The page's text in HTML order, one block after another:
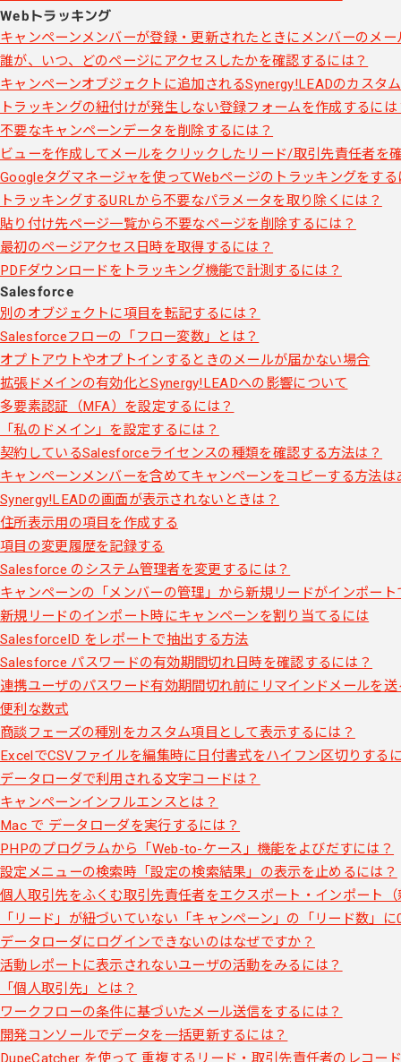
Webトラッキング
キャンペーンメンバーが登録・更新されたときにメンバーのメ
誰が、いつ、どのページにアクセスしたかを確認するには？
キャンペーンオブジェクトに追加されるSynergy!LEADのカスタ
トラッキングの紐付けが発生しない登録フォームを作成するには
不要なキャンペーンデータを削除するには？
ビューを作成してメールをクリックしたリード/取引先責任者を
Googleタグマネージャを使ってWebページのトラッキングをす
トラッキングするURLから不要なパラメータを取り除くには？
貼り付け先ページ一覧から不要なページを削除するには？
最初のページアクセス日時を取得するには？
PDFダウンロードをトラッキング機能で計測するには？
Salesforce
別のオブジェクトに項目を転記するには？
Salesforceフローの「フロー変数」とは？
オプトアウトやオプトインするときのメールが届かない場合
拡張ドメインの有効化とSynergy!LEADへの影響について
多要素認証（MFA）を設定するには？
「私のドメイン」を設定するには？
契約しているSalesforceライセンスの種類を確認する方法は？
キャンペーンメンバーを含めてキャンペーンをコピーする方法は
Synergy!LEADの画面が表示されないときは？
住所表示用の項目を作成する
項目の変更履歴を記録する
Salesforce のシステム管理者を変更するには？
キャンペーンの「メンバーの管理」から新規リードがインポート
新規リードのインポート時にキャンペーンを割り当てるには
SalesforceID をレポートで抽出する方法
Salesforce パスワードの有効期間切れ日時を確認するには？
連携ユーザのパスワード有効期間切れ前にリマインドメールを
便利な数式
商談フェーズの種別をカスタム項目として表示するには？
ExcelでCSVファイルを編集時に日付書式をハイフン区切りする
データローダで利用される文字コードは？
キャンペーンインフルエンスとは？
Mac で データローダを実行するには？
PHPのプログラムから「Web-to-ケース」機能をよびだすには？
設定メニューの検索時「設定の検索結果」の表示を止めるには？
個人取引先をふくむ取引先責任者をエクスポート・インポート
「リード」が紐づいていない「キャンペーン」の「リード数」
データローダにログインできないのはなぜですか？
活動レポートに表示されないユーザの活動をみるには？
「個人取引先」とは？
ワークフローの条件に基づいたメール送信をするには？
開発コンソールでデータを一括更新するには？
DupeCatcher を使って 重複するリード・取引先責任者のレコー